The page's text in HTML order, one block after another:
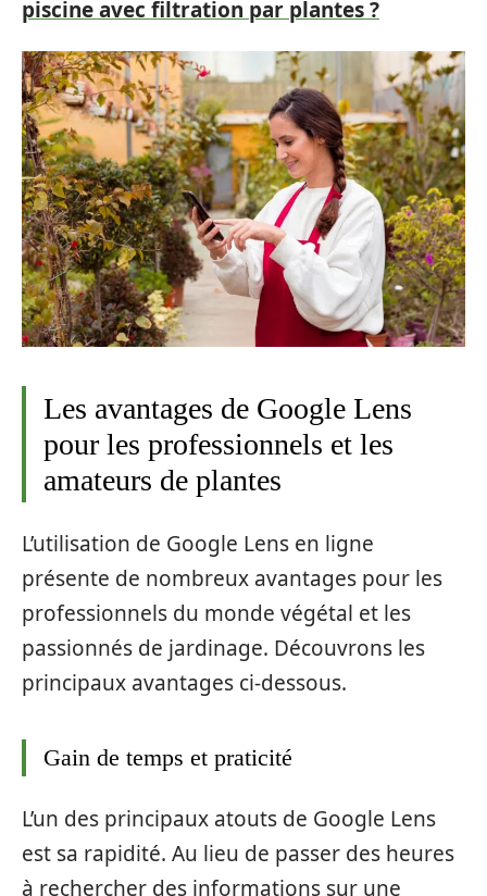
piscine avec filtration par plantes ?
Les avantages de Google Lens
pour les professionnels et les
amateurs de plantes
L’utilisation de Google Lens en ligne
présente de nombreux avantages pour les
professionnels du monde végétal et les
passionnés de jardinage. Découvrons les
principaux avantages ci-dessous.
Gain de temps et praticité
L’un des principaux atouts de Google Lens
est sa rapidité. Au lieu de passer des heures
à rechercher des informations sur une